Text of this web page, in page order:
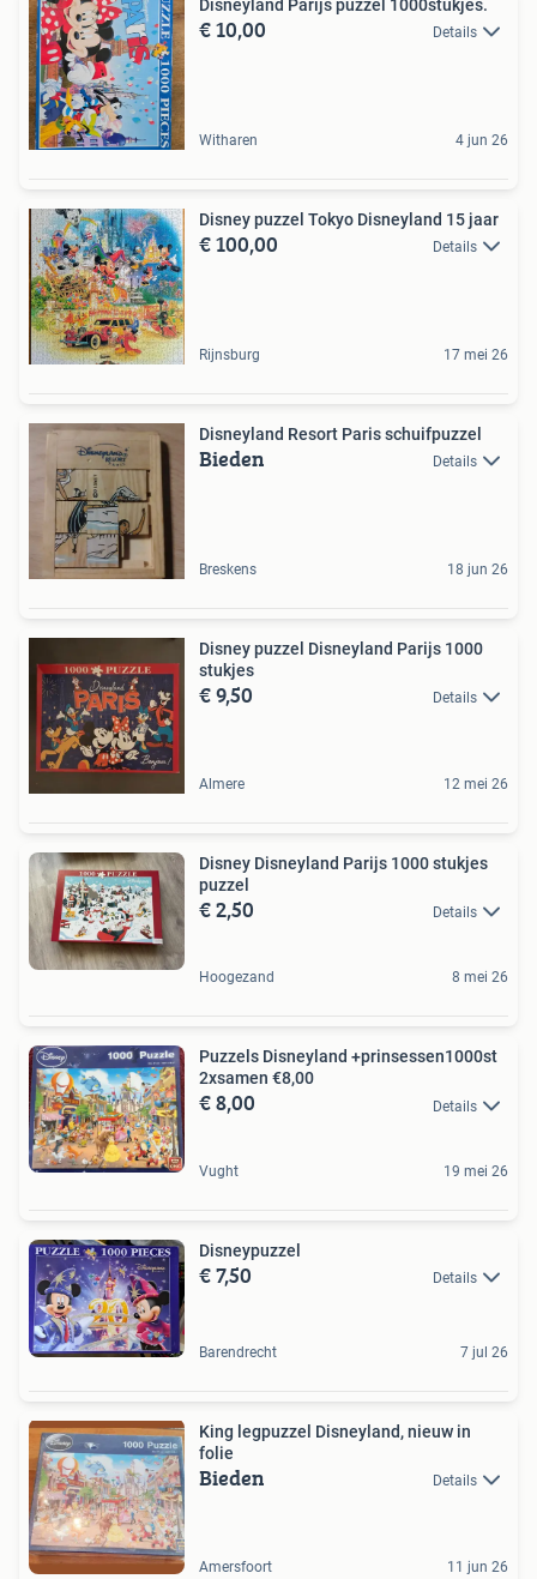
Disneyland Parijs puzzel 1000stukjes.
€ 10,00 Details
Witharen 4 jun 26
Disney puzzel Tokyo Disneyland 15 jaar
€ 100,00 Details
Rijnsburg 17 mei 26
Disneyland Resort Paris schuifpuzzel
Bieden Details
Breskens 18 jun 26
Disney puzzel Disneyland Parijs 1000
stukjes
€ 9,50 Details
Almere 12 mei 26
Disney Disneyland Parijs 1000 stukjes
puzzel
€ 2,50 Details
Hoogezand 8 mei 26
Puzzels Disneyland +prinsessen1000st
2xsamen €8,00
€ 8,00 Details
Vught 19 mei 26
Disneypuzzel
€ 7,50 Details
Barendrecht 7 jul 26
King legpuzzel Disneyland, nieuw in
folie
Bieden Details
Amersfoort 11 jun 26